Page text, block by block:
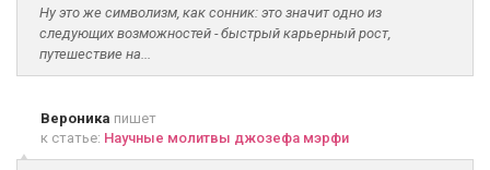
Ну это же символизм, как сонник: это значит одно из
следующих возможностей - быстрый карьерный рост,
путешествие на...
Вероника пишет
к статье: Научные молитвы джозефа мэрфи